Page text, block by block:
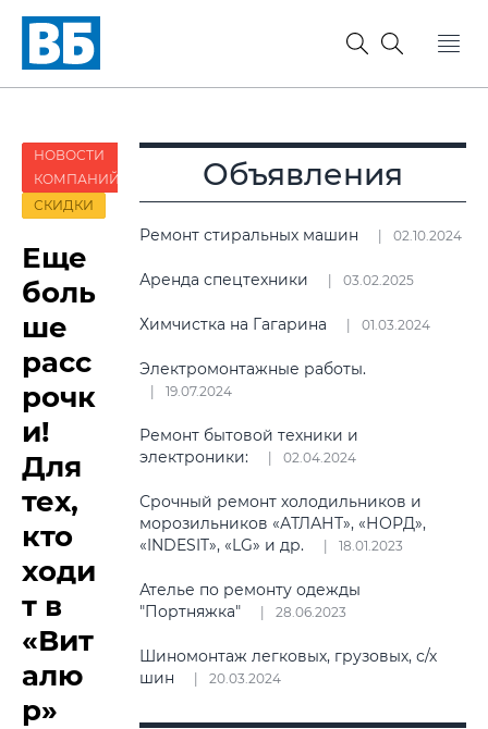
НОВОСТИ
КОМПАНИЙ
СКИДКИ
Еще
боль
ше
расс
рочк
и!
Для
тех,
кто
ходи
т в
«Вит
алю
р»
Объявления
Ремонт стиральных машин 02.10.2024
Аренда спецтехники 03.02.2025
Химчистка на Гагарина 01.03.2024
Электромонтажные работы.
19.07.2024
Ремонт бытовой техники и
электроники:
02.04.2024
Срочный ремонт холодильников и
морозильников «АТЛАНТ», «НОРД»,
«INDESIT», «LG» и др.
18.01.2023
Ателье по ремонту одежды
"Портняжка"
28.06.2023
Шиномонтаж легковых, грузовых, с/х
шин
20.03.2024